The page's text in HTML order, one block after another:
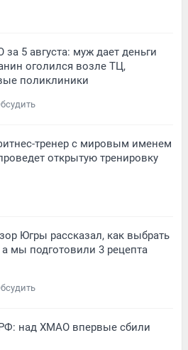
5 августа: муж дает деньги
оголился возле ТЦ,
поликлиники
тренер с мировым именем
открытую тренировку
Югры рассказал, как выбрать
мы подготовили 3 рецепта
над ХМАО впервые сбили